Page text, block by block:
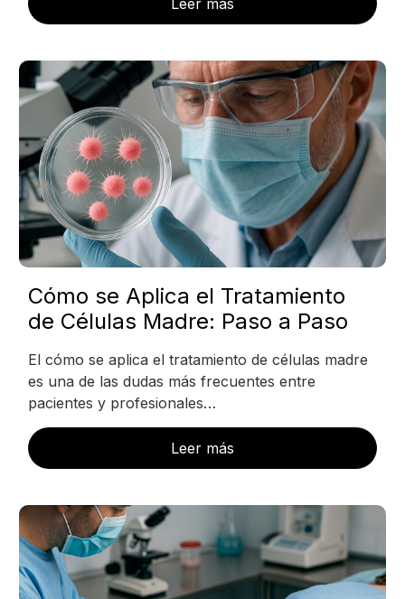
Leer más
Cómo se Aplica el Tratamiento
de Células Madre: Paso a Paso
El cómo se aplica el tratamiento de células madre
es una de las dudas más frecuentes entre
pacientes y profesionales…
Leer más